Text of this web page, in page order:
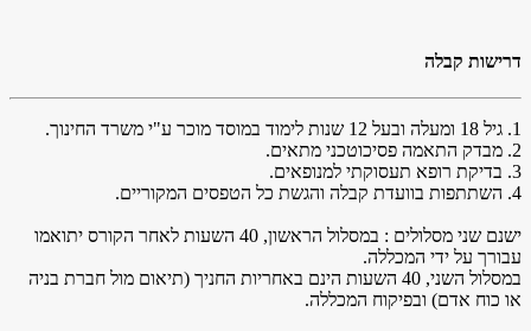
דרישות קבלה
1. גיל 18 ומעלה ובעל 12 שנות לימוד במוסד מוכר ע"י משרד החינוך.
2. מבדק התאמה פסיכוטכני מתאים.
3. בדיקת רופא תעסוקתי למנופאים.
4. השתתפות בוועדת קבלה והגשת כל הטפסים המקוריים.
ישנם שני מסלולים : במסלול הראשון, 40 השעות לאחר הקורס יתואמו
עבורך על ידי המכללה.
במסלול השני, 40 השעות הינם באחריות החניך (תיאום מול חברת בניה
או כוח אדם) ובפיקוח המכללה.